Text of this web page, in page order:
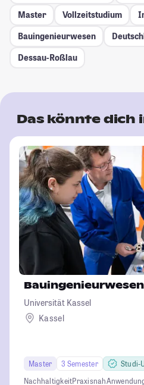
Master
Vollzeitstudium
Bauingenieurwesen
Dessau-Roßlau
Das könnte dich
Bauingenieurwesen
Universität Kassel
Kassel
Master 3 Semester
Studi-
NachhaltigkeitPraxisnah